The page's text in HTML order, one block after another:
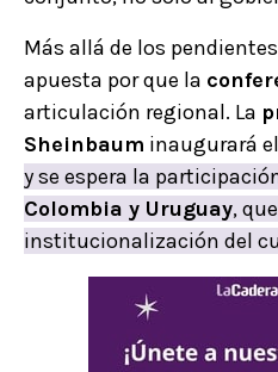
Más allá de los
apuesta por que la
articulación regional. La
Sheinbaum inaugurará
y se espera la
Colombia y Uruguay,
institucionalización del